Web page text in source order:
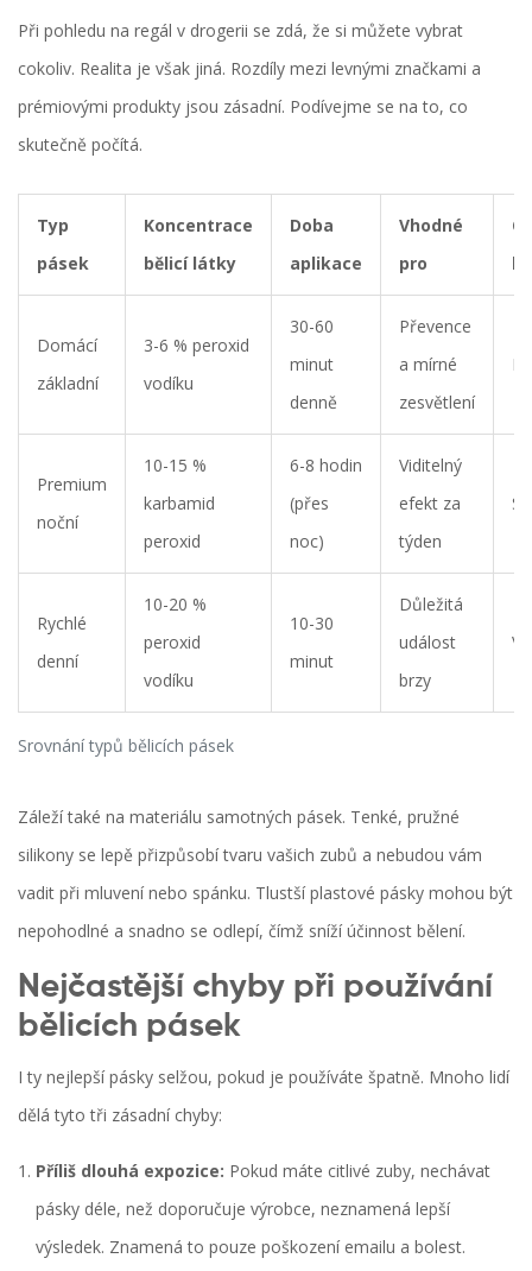
Při pohledu na regál v drogerii se zdá, že si můžete vybrat
cokoliv. Realita je však jiná. Rozdíly mezi levnými značkami a
prémiovými produkty jsou zásadní. Podívejme se na to, co
skutečně počítá.
Srovnání typů bělicích pásek
Typ
pásek
Koncentrace
bělicí látky
Doba
aplikace
Vhodné
pro
Domácí
základní
3-6 % peroxid
vodíku
30-60
minut
denně
Převence
a mírné
zesvětlení
Premium
noční
10-15 %
karbamid
peroxid
6-8 hodin
(přes
noc)
Viditelný
efekt za
týden
Rychlé
denní
10-20 %
peroxid
vodíku
10-30
minut
Důležitá
událost
brzy
Záleží také na materiálu samotných pásek. Tenké, pružné
silikony se lepě přizpůsobí tvaru vašich zubů a nebudou vám
vadit při mluvení nebo spánku. Tlustší plastové pásky mohou být
nepohodlné a snadno se odlepí, čímž sníží účinnost bělení.
Nejčastější chyby při používání
bělicích pásek
I ty nejlepší pásky selžou, pokud je používáte špatně. Mnoho lidí
dělá tyto tři zásadní chyby:
Příliš dlouhá expozice: Pokud máte citlivé zuby, nechávat
pásky déle, než doporučuje výrobce, neznamená lepší
výsledek. Znamená to pouze poškození emailu a bolest.